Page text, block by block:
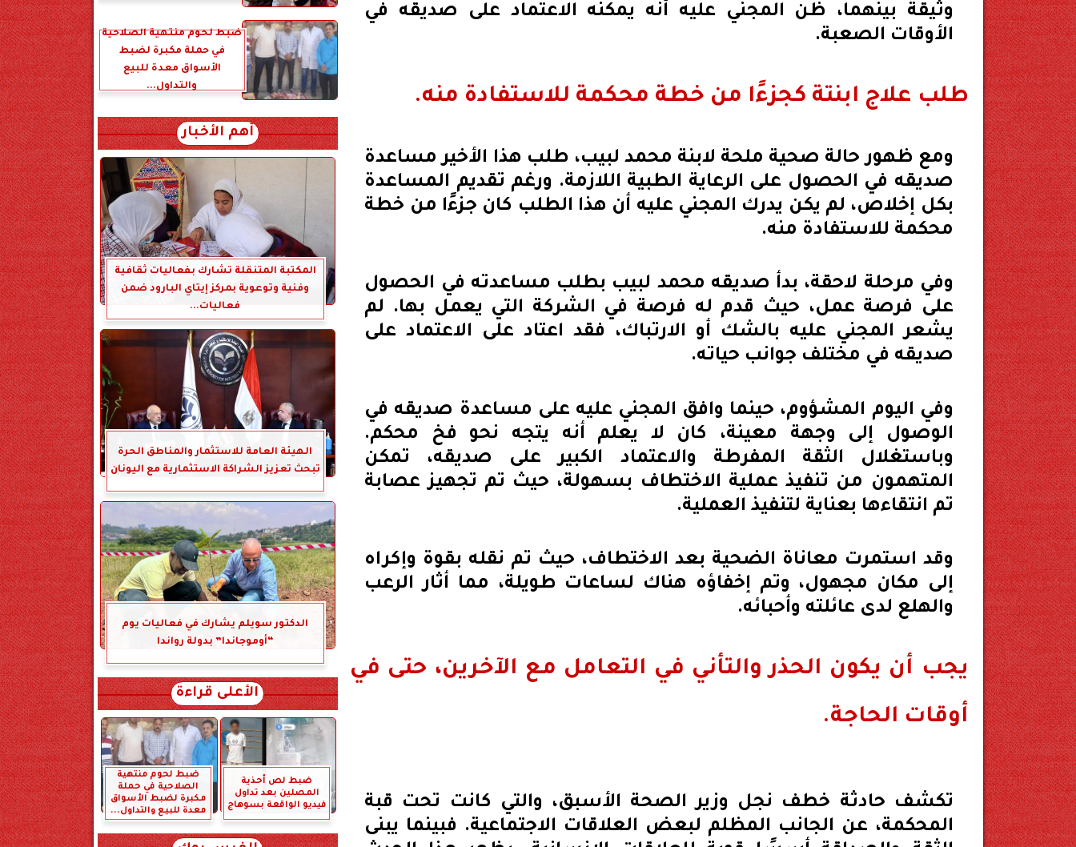
وثيقة بينهما، ظن المجني عليه أنه يمكنه الاعتماد على صديقه في
الأوقات الصعبة.
طلب علاج ابنتة كجزءًا من خطة محكمة للاستفادة منه.
ومع ظهور حالة صحية ملحة لابنة محمد لبيب، طلب هذا الأخير مساعدة
صديقه في الحصول على الرعاية الطبية اللازمة. ورغم تقديم المساعدة
بكل إخلاص، لم يكن يدرك المجني عليه أن هذا الطلب كان جزءًا من خطة
محكمة للاستفادة منه.
وفي مرحلة لاحقة، بدأ صديقه محمد لبيب بطلب مساعدته في الحصول
على فرصة عمل، حيث قدم له فرصة في الشركة التي يعمل بها. لم
يشعر المجني عليه بالشك أو الارتباك، فقد اعتاد على الاعتماد على
صديقه في مختلف جوانب حياته.
وفي اليوم المشؤوم، حينما وافق المجني عليه على مساعدة صديقه في
الوصول إلى وجهة معينة، كان لا يعلم أنه يتجه نحو فخ محكم.
وباستغلال الثقة المفرطة والاعتماد الكبير على صديقه، تمكن
المتهمون من تنفيذ عملية الاختطاف بسهولة، حيث تم تجهيز عصابة
تم انتقاءها بعناية لتنفيذ العملية.
وقد استمرت معاناة الضحية بعد الاختطاف، حيث تم نقله بقوة وإكراه
إلى مكان مجهول، وتم إخفاؤه هناك لساعات طويلة، مما أثار الرعب
والهلع لدى عائلته وأحبائه.
يجب أن يكون الحذر والتأني في التعامل مع الآخرين، حتى في
أوقات الحاجة.
تكشف حادثة خطف نجل وزير الصحة الأسبق، والتي كانت تحت قبة
المحكمة، عن الجانب المظلم لبعض العلاقات الاجتماعية. فبينما يبنى
ضبط لحوم منتهية الصلاحية
في حملة مكبرة لضبط
الأسواق معدة للبيع
والتداول...
أهم الأخبار
المكتبة المتنقلة تشارك بفعاليات ثقافية
وفنية وتوعوية بمركز إيتاي البارود ضمن
فعاليات...
الهيئة العامة للاستثمار والمناطق الحرة
تبحث تعزيز الشراكة الاستثمارية مع اليونان
الدكتور سويلم يشارك في فعاليات يوم
“أوموجاندا” بدولة رواندا
الأعلى قراءة
ضبط لص أحذية
المصلين بعد تداول
فيديو الواقعة بسوهاج
ضبط لحوم منتهية
الصلاحية في حملة
مكبرة لضبط الأسواق
معدة للبيع والتداول...